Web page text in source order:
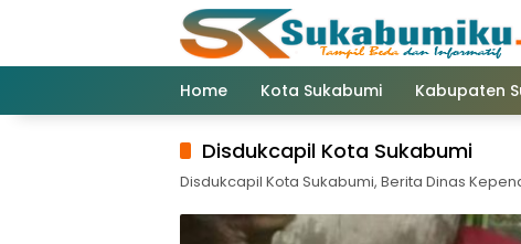
Home Kota Sukabumi Kabupaten
Disdukcapil Kota Sukabumi
Disdukcapil Kota Sukabumi, Berita Dinas